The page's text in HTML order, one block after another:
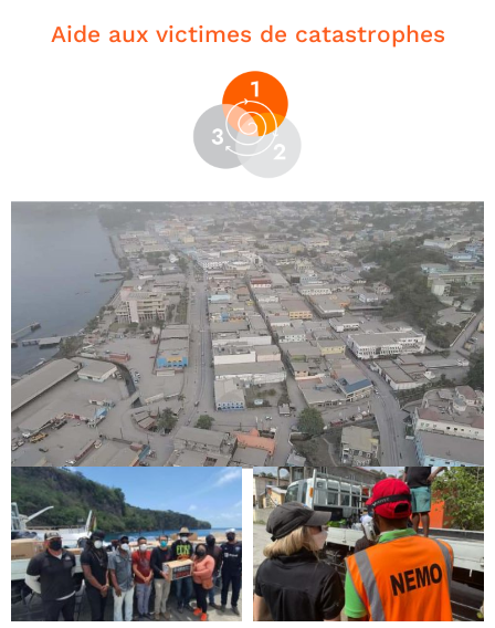
Aide aux victimes de catastrophes